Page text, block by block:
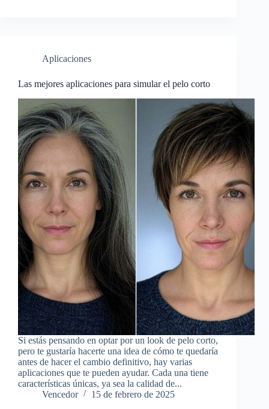
Aplicaciones
Las mejores aplicaciones para simular el pelo corto
Si estás pensando en optar por un look de pelo corto,
pero te gustaría hacerte una idea de cómo te quedaría
antes de hacer el cambio definitivo, hay varias
aplicaciones que te pueden ayudar. Cada una tiene
características únicas, ya sea la calidad de...
Vencedor
15 de febrero de 2025